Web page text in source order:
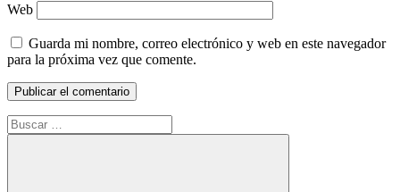
Web
Guarda mi nombre, correo electrónico y web en este navegador
para la próxima vez que comente.
Buscar: